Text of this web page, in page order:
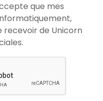
que mes
recevoir de Unicorn